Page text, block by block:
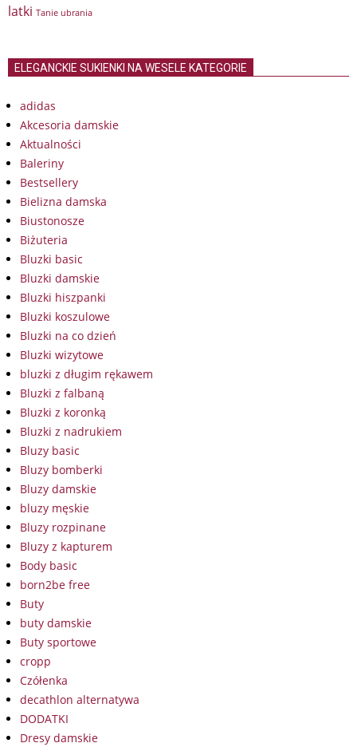
latki Tanie ubrania
ELEGANCKIE SUKIENKI NA WESELE KATEGORIE
adidas
Akcesoria damskie
Aktualności
Baleriny
Bestsellery
Bielizna damska
Biustonosze
Biżuteria
Bluzki basic
Bluzki damskie
Bluzki hiszpanki
Bluzki koszulowe
Bluzki na co dzień
Bluzki wizytowe
bluzki z długim rękawem
Bluzki z falbaną
Bluzki z koronką
Bluzki z nadrukiem
Bluzy basic
Bluzy bomberki
Bluzy damskie
bluzy męskie
Bluzy rozpinane
Bluzy z kapturem
Body basic
born2be free
Buty
buty damskie
Buty sportowe
cropp
Czółenka
decathlon alternatywa
DODATKI
Dresy damskie